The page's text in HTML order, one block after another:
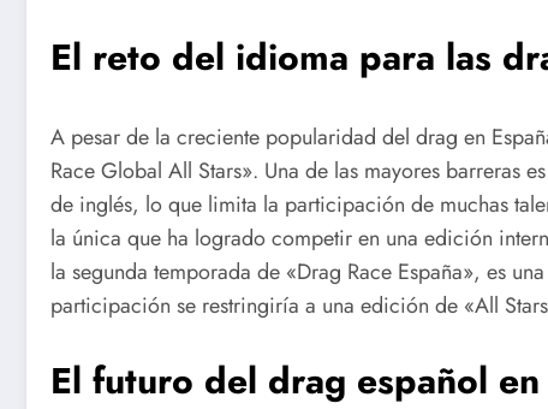
El reto del idioma para las
A pesar de la creciente popularidad del drag en
Race Global All Stars». Una de las mayores barreras
de inglés, lo que limita la participación de muchas
la única que ha logrado competir en una edición
la segunda temporada de «Drag Race España», es
participación se restringiría a una edición de «All
El futuro del drag español